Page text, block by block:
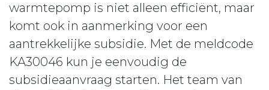
warmtepomp is niet alleen efficiënt, maar
komt ook in aanmerking voor een
aantrekkelijke subsidie. Met de meldcode
KA30046 kun je eenvoudig de
subsidieaanvraag starten. Het team van